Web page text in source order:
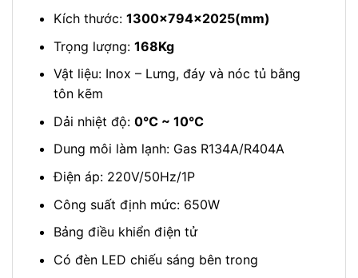
Kích thước: 1300x794x2025(mm)
Trọng lượng: 168Kg
Vật liệu: Inox – Lưng, đáy và nóc tủ bằng
tôn kẽm
Dải nhiệt độ: 0℃ ~ 10℃
Dung môi làm lạnh: Gas R134A/R404A
Điện áp: 220V/50Hz/1P
Công suất định mức: 650W
Bảng điều khiển điện tử
Có đèn LED chiếu sáng bên trong